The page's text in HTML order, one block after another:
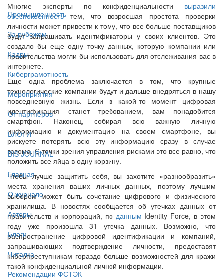
Промышленность
За рубежом
Кадры
Киберграмотность
Мероприятия
От партнёров
БЛОГИ
BIS JOURNAL
Главная
О журнале
Авторы
Блоги
Читалка
Рекомендации ФСТЭК
Многие эксперты по конфиденциальности выразили
обеспокоенностьтем, что возросшая простота проверки
личности может привести к тому, что все больше поставщиков
будут запрашивать идентификаторы у своих клиентов. Это
создало бы еще одну точку данных, которую компании или
правительства могли бы использовать для отслеживания вас в
интернете.
Еще одна проблема заключается в том, что крупные
технологические компании будут и дальше внедряться в нашу
повседневную жизнь. Если в какой-то момент цифровая
идентификация станет требованием, вам понадобится
смартфон. Наконец, собирая всю важную личную
информацию и документацию на своем смартфоне, вы
рискуете потерять всю эту информацию сразу в случае
взлома. С точки зрения управления рисками это все равно, что
положить все яйца в одну корзину.
Чтобы лучше защитить себя, вы захотите «разнообразить»
места хранения ваших личных данных, поэтому лучшим
выбором может быть сочетание цифрового и физического
хранилища. В новостях сообщается об утечках данных от
правительств и корпораций, по данным Identity Force, в этом
году уже произошла 31 утечка данных. Возможно, что
распространение цифровой идентификации и компаний,
запрашивающих подтверждение личности, предоставят
киберпреступникам гораздо больше возможностей для кражи
такой конфиденциальной личной информации.